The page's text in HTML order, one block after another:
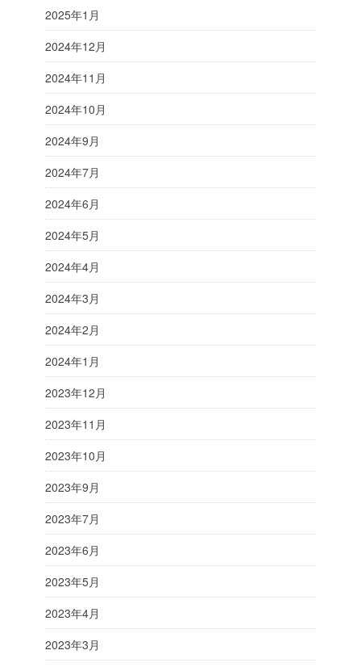
2025年1月
2024年12月
2024年11月
2024年10月
2024年9月
2024年7月
2024年6月
2024年5月
2024年4月
2024年3月
2024年2月
2024年1月
2023年12月
2023年11月
2023年10月
2023年9月
2023年7月
2023年6月
2023年5月
2023年4月
2023年3月